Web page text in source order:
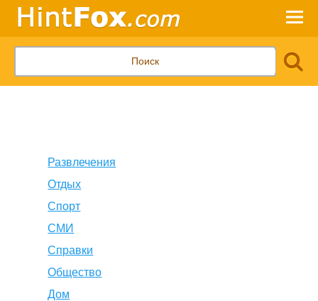
Развлечения
Отдых
Спорт
СМИ
Справки
Общество
Дом